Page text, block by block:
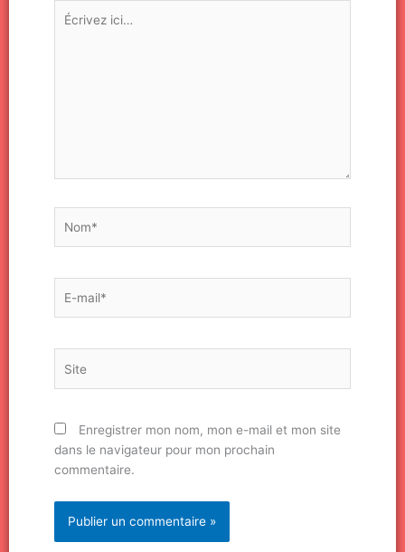
Écrivez
ici…
mail*
Enregistrer mon nom, mon e-mail et mon site
dans le navigateur pour mon prochain
commentaire.